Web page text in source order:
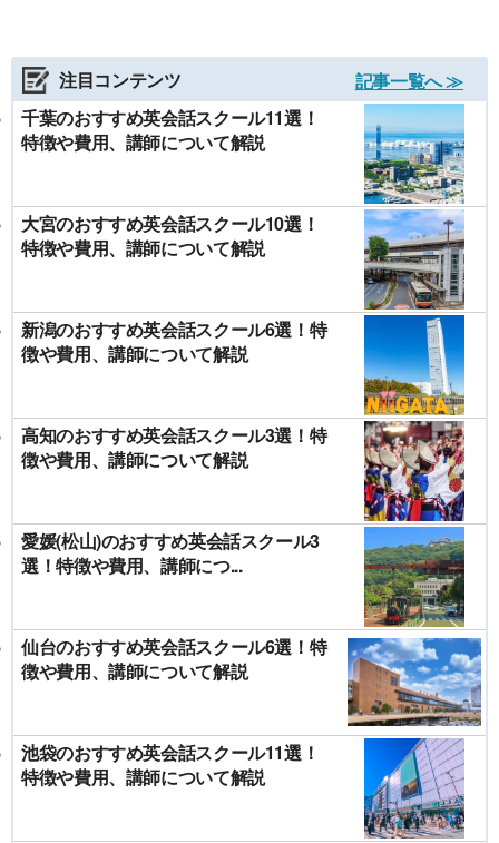
注目コンテンツ
記事一覧へ ≫
千葉のおすすめ英会話スクール11選！
特徴や費用、講師について解説
大宮のおすすめ英会話スクール10選！
特徴や費用、講師について解説
新潟のおすすめ英会話スクール6選！特
徴や費用、講師について解説
高知のおすすめ英会話スクール3選！特
徴や費用、講師について解説
愛媛(松山)のおすすめ英会話スクール3
選！特徴や費用、講師につ...
仙台のおすすめ英会話スクール6選！特
徴や費用、講師について解説
池袋のおすすめ英会話スクール11選！
特徴や費用、講師について解説